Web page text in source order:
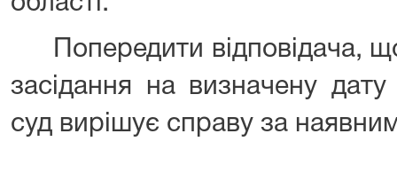
Попередити відповідача,
засідання на визначену
суд вирішує справу за